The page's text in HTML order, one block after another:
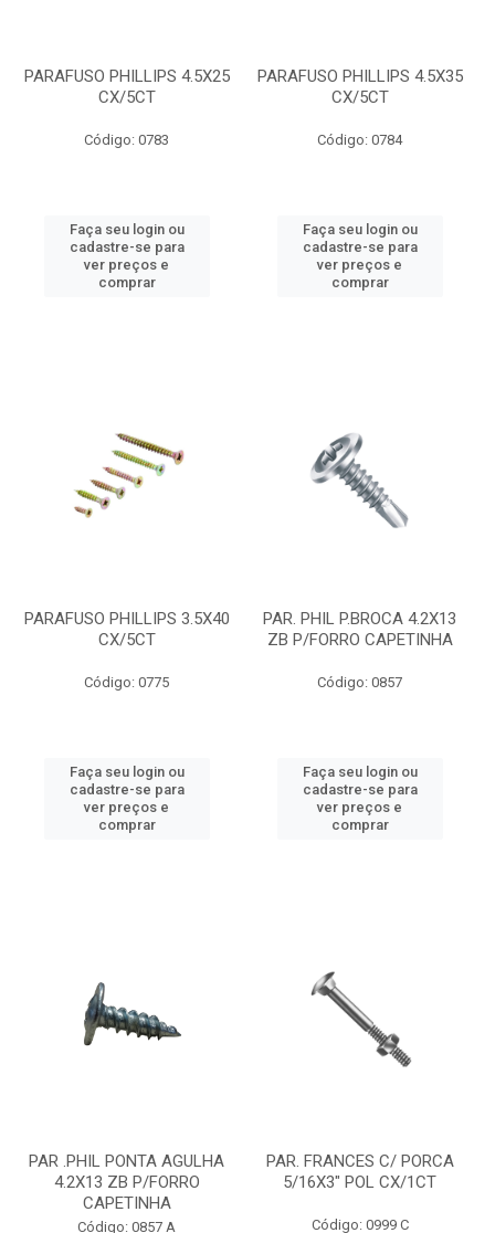
PARAFUSO PHILLIPS 4.5X25
CX/5CT
Código: 0783
Faça seu login ou
cadastre-se para
ver preços e
comprar
PARAFUSO PHILLIPS 4.5X35
CX/5CT
Código: 0784
Faça seu login ou
cadastre-se para
ver preços e
comprar
PARAFUSO PHILLIPS 3.5X40
CX/5CT
Código: 0775
Faça seu login ou
cadastre-se para
ver preços e
comprar
PAR. PHIL P.BROCA 4.2X13
ZB P/FORRO CAPETINHA
Código: 0857
Faça seu login ou
cadastre-se para
ver preços e
comprar
PAR .PHIL PONTA AGULHA
4.2X13 ZB P/FORRO
CAPETINHA
Código: 0857 A
PAR. FRANCES C/ PORCA
5/16X3" POL CX/1CT
Código: 0999 C